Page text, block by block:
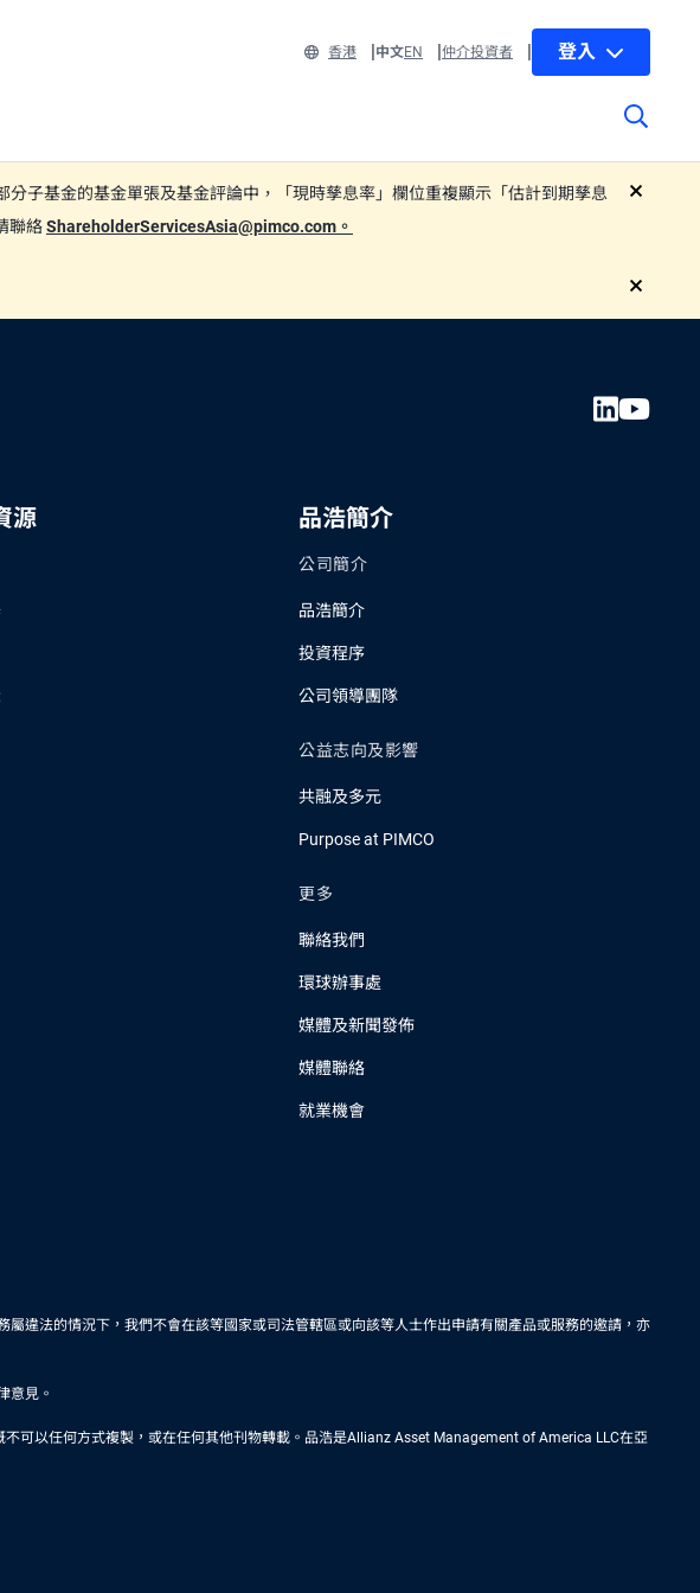
香港 中文EN 仲介投資者 登入
分子基金的基金單張及基金評論中，「現時孳息率」欄位重複顯示「估計到期孳息
聯絡ShareholderServicesAsia@pimco.com。
源 品浩簡介
公司簡介
品浩簡介
投資程序
公司領導團隊
公益志向及影響
共融及多元
Purpose at PIMCO
更多
聯絡我們
環球辦事處
媒體及新聞發佈
媒體聯絡
就業機會
違法的情況下，我們不會在該等國家或司法管轄區或向該等人士作出申請有關產品或服務的邀請，亦
意見。
可以任何方式複製，或在任何其他刊物轉載。品浩是Allianz Asset Management of America LLC在亞